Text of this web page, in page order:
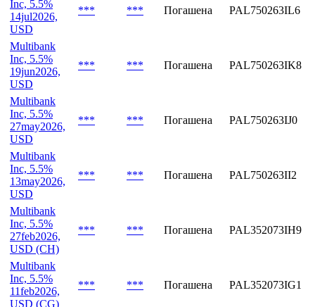
Эмиссия
Объем,
Дата Статус
ISIN
Multibank
Inc, 5.5%
14jul2026,
USD
*** *** Погашена PAL750263IL6
Multibank
Inc, 5.5%
19jun2026,
USD
*** *** Погашена PAL750263IK8
Multibank
Inc, 5.5%
27may2026,
USD
*** *** Погашена PAL750263IJ0
Multibank
Inc, 5.5%
13may2026,
USD
*** *** Погашена PAL750263II2
Multibank
Inc, 5.5%
27feb2026,
USD (CH)
*** *** Погашена PAL352073IH9